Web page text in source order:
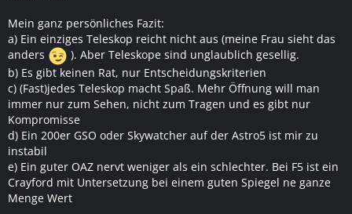
Mein ganz persönliches Fazit:
a) Ein einziges Teleskop reicht nicht aus (meine Frau sieht das
anders
). Aber Teleskope sind unglaublich gesellig.
b) Es gibt keinen Rat, nur Entscheidungskriterien
c) (Fast)jedes Teleskop macht Spaß. Mehr Öffnung will man
immer nur zum Sehen, nicht zum Tragen und es gibt nur
Kompromisse
d) Ein 200er GSO oder Skywatcher auf der Astro5 ist mir zu
instabil
e) Ein guter OAZ nervt weniger als ein schlechter. Bei F5 ist ein
Crayford mit Untersetzung bei einem guten Spiegel ne ganze
Menge Wert